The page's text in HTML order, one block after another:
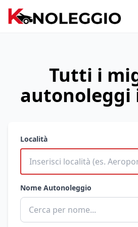
Tutti i
autonoleggi
Località
Nome Autonoleggio